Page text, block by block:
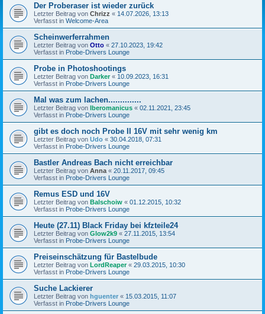
Der Proberaser ist wieder zurück
Letzter Beitrag von Chrizz « 14.07.2026, 13:13
Verfasst in Welcome-Area
Scheinwerferrahmen
Letzter Beitrag von Otto « 27.10.2023, 19:42
Verfasst in Probe-Drivers Lounge
Probe in Photoshootings
Letzter Beitrag von Darker« 10.09.2023, 16:31
Verfasst in Probe-Drivers Lounge
Mal was zum lachen..............
Letzter Beitrag von Iberomanicus « 02.11.2021, 23:45
Verfasst in Probe-Drivers Lounge
gibt es doch noch Probe II 16V mit sehr wenig km
Letzter Beitrag von Udo « 30.04.2018, 07:31
Verfasst in Probe-Drivers Lounge
Bastler Andreas Bach nicht erreichbar
Letzter Beitrag von Anna « 20.11.2017, 09:45
Verfasst in Probe-Drivers Lounge
Remus ESD und 16V
Letzter Beitrag von Balschoiw « 01.12.2015, 10:32
Verfasst in Probe-Drivers Lounge
Heute (27.11) Black Friday bei kfzteile24
Letzter Beitrag von Glow2k9 « 27.11.2015, 13:54
Verfasst in Probe-Drivers Lounge
Preiseinschätzung für Bastelbude
Letzter Beitrag von LordReaper« 29.03.2015, 10:30
Verfasst in Probe-Drivers Lounge
Suche Lackierer
Letzter Beitrag von hguenter « 15.03.2015, 11:07
Verfasst in Probe-Drivers Lounge